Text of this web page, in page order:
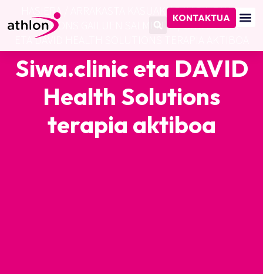
KONTAKTUA
HASIERA /DAVID HEALTH
SOLUTIONS GAILUEN SALMENTA/SIWA.CLINIC
ETA DAVID HEALTH SOLUTIONS TERAPIA AKTIBOA
Siwa.clinic eta DAVID
Health Solutions
terapia aktiboa